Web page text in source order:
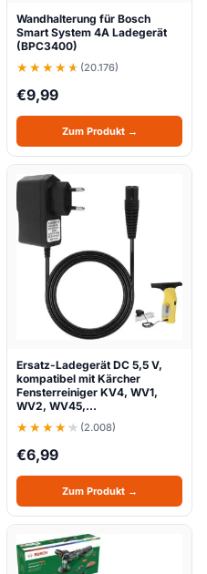
Wandhalterung für Bosch
Smart System 4A Ladegerät
(BPC3400)
(20.176)
€9,99
Zum Produkt →
Ersatz-Ladegerät DC 5,5 V,
kompatibel mit Kärcher
Fensterreiniger KV4, WV1,
WV2, WV45,…
(2.008)
€6,99
Zum Produkt →